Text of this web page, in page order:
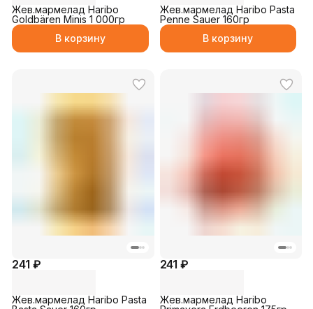
Жев.мармелад Haribo
Goldbären Minis 1 000гр
В корзину
Жев.мармелад Haribo Pasta
Penne Sauer 160гр
В корзину
241 ₽
Жев.мармелад Haribo Pasta
241 ₽
Жев.мармелад Haribo